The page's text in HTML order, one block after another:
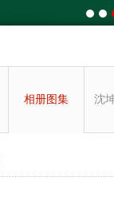
相册图集 沈